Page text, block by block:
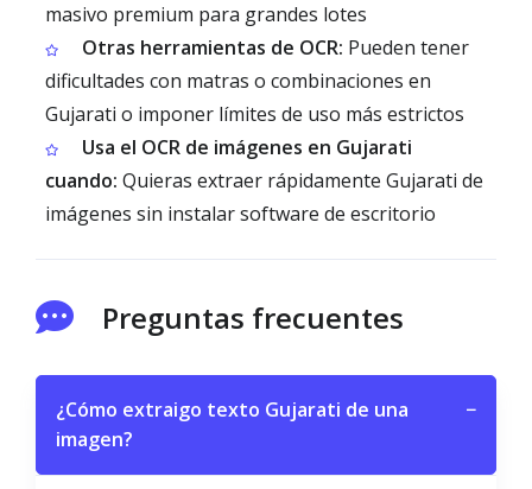
masivo premium para grandes lotes
Otras herramientas de OCR: Pueden tener
dificultades con matras o combinaciones en
Gujarati o imponer límites de uso más estrictos
Usa el OCR de imágenes en Gujarati
cuando: Quieras extraer rápidamente Gujarati de
imágenes sin instalar software de escritorio
Preguntas frecuentes
¿Cómo extraigo texto Gujarati de una
imagen?
−